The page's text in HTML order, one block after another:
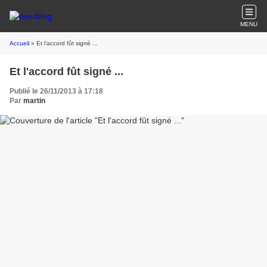
MENU
Accueil » Et l'accord fût signé ...
Et l'accord fût signé ...
Publié le 26/11/2013 à 17:18
Par martin